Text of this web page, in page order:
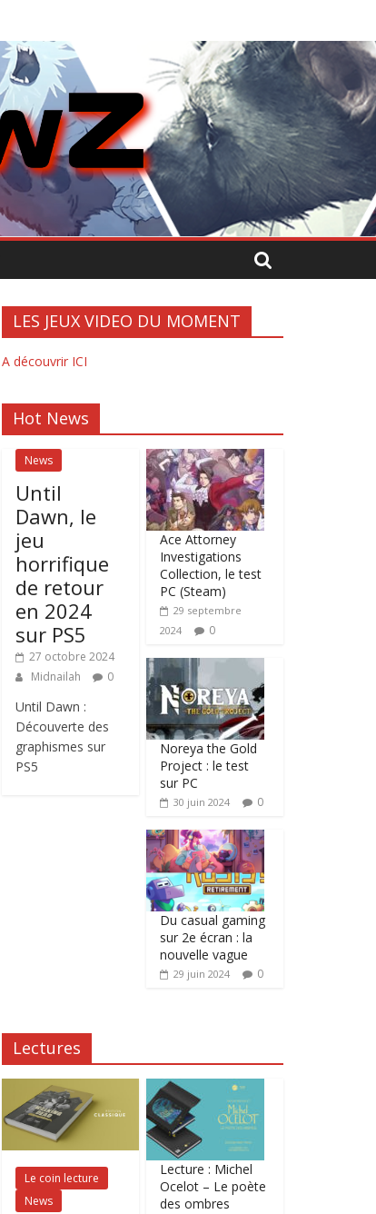
LES JEUX VIDEO DU MOMENT
A découvrir ICI
Hot News
News
Until
Dawn, le
jeu
horrifique
de retour
en 2024
sur PS5
27 octobre 2024
Midnailah
0
Until Dawn :
Découverte des
graphismes sur
PS5
Ace Attorney
Investigations
Collection, le test
PC (Steam)
29 septembre
2024
0
Noreya the Gold
Project : le test
sur PC
30 juin 2024 0
Du casual gaming
sur 2e écran : la
nouvelle vague
29 juin 2024 0
Lectures
Le coin lecture
News
Lecture : Michel
Ocelot – Le poète
des ombres